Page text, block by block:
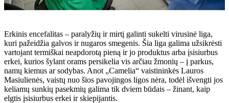
Erkinis encefalitas – paralyžių ir mirtį galinti sukelti virusinė liga,
kuri pažeidžia galvos ir nugaros smegenis. Šia liga galima užsikrėsti
vartojant termiškai neapdorotą pieną ir jo produktus arba įsisiurbus
erkei, kurios šylant orams persikelia vis arčiau žmonių – į parkus,
namų kiemus ar sodybas. Anot „Camelia“ vaistininkės Lauros
Masiulienės, vaistų nuo šios pavojingos ligos nėra, todėl išvengti jos
keliamų sunkių pasekmių galima tik dviem būdais – žinant, kaip
elgtis įsisiurbus erkei ir skiepijantis.